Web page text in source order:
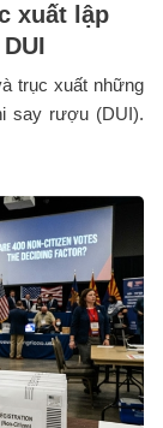
xuất lập
trục xuất những
say rượu (DUI).